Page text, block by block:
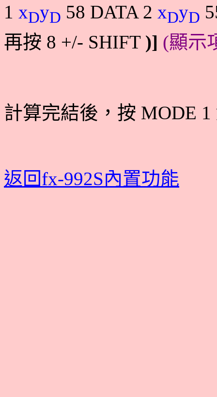
1 xDyD 58 DATA 2 xDyD
再按 8 +/- SHIFT )] (顯示
計算完結後，按 MODE
返回fx-992S內置功能